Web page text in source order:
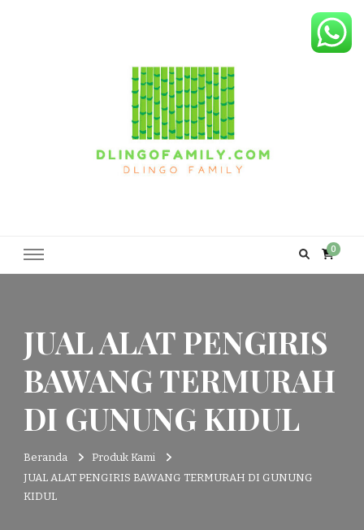
0
JUAL ALAT PENGIRIS
BAWANG TERMURAH
DI GUNUNG KIDUL
Beranda
Produk Kami
JUAL ALAT PENGIRIS BAWANG TERMURAH DI GUNUNG
KIDUL